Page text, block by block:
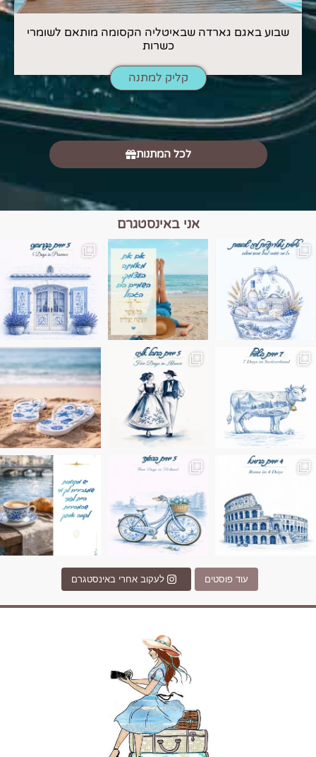
שבוע באגם גארדה שבאיטליה הקסומה מותאם לשומרי
כשרות
קליק למתנה
לכל המתנות
אני באינסטגרם
הם הגבול 💙🩵
בחבל אלזס צרפת
בחופשה שבו הכל נהיה פשוט יותר. החול, הי
Instagram post
Instagram post 17994326828955248
עוד פוסטים לעקוב אחרי באינסטגרם